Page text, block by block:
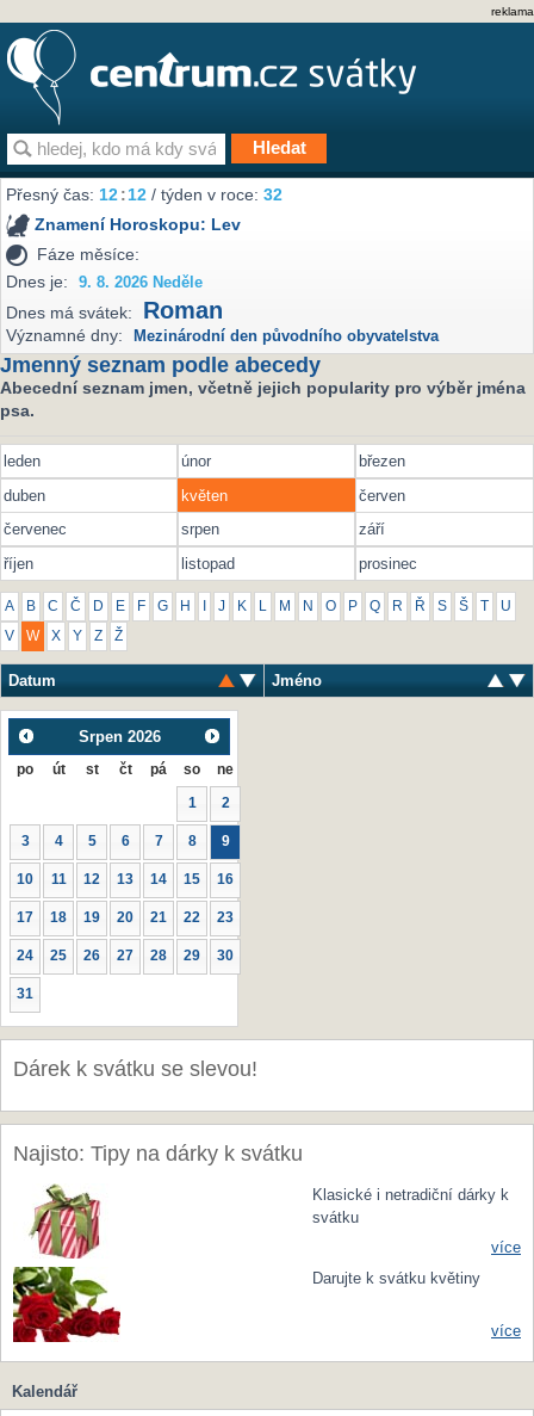
reklama
Přesný čas:12 12 / týden v roce:32
Znamení Horoskopu: Lev
Fáze měsíce:
Dnes je:
9. 8. 2026 Neděle
Dnes má svátek: Roman
Významné dny: Mezinárodní den původního obyvatelstva
Jmenný seznam podle abecedy
Abecední seznam jmen, včetně jejich popularity pro výběr jména
psa.
leden únor
březen
duben
květen
červen
červenec
srpen
září
říjen
listopad prosinec
A B C Č D E F G H J K L M N O P Q R Ř S Š U
V W X Y Z Ž
Datum Jméno
Srpen 2026
po út st čt pá so ne
1 2
3 4 5 6 7 8 9
10 11 12 13 14 15 16
17 18 19 20 21 22 23
24 25 26 27 28 29 30
31
Dárek k svátku se slevou!
Najisto: Tipy na dárky k svátku
Klasické i netradiční dárky k
svátku
více
Darujte k svátku květiny
více
Kalendář